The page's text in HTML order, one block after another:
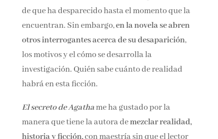
iremos sufriendo la desaparición desde el
punto de vista de Archie, su marido, desde el
momento en el que se entera de que ha
desparecido hasta el momento que la
encuentran. Sin embargo,en la novela se abren
otros interrogantes acerca de su desaparición
investigación. Quién sabe cuánto de realidad
habrá en esta ficción.